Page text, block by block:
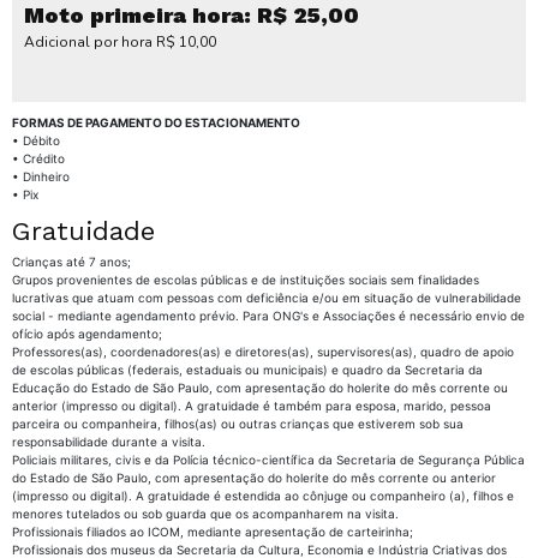
Moto primeira hora: R$ 25,00
Adicional por hora R$ 10,00
FORMAS DE PAGAMENTO DO ESTACIONAMENTO
• Débito
• Crédito
• Dinheiro
• Pix
Gratuidade
Crianças até 7 anos;
Grupos provenientes de escolas públicas e de instituições sociais sem finalidades
lucrativas que atuam com pessoas com deficiência e/ou em situação de vulnerabilidade
social - mediante agendamento prévio. Para ONG's e Associações é necessário envio de
ofício após agendamento;
Professores(as), coordenadores(as) e diretores(as), supervisores(as), quadro de apoio
de escolas públicas (federais, estaduais ou municipais) e quadro da Secretaria da
Educação do Estado de São Paulo, com apresentação do holerite do mês corrente ou
anterior (impresso ou digital). A gratuidade é também para esposa, marido, pessoa
parceira ou companheira, filhos(as) ou outras crianças que estiverem sob sua
responsabilidade durante a visita.
Policiais militares, civis e da Polícia técnico-científica da Secretaria de Segurança Pública
do Estado de São Paulo, com apresentação do holerite do mês corrente ou anterior
(impresso ou digital). A gratuidade é estendida ao cônjuge ou companheiro (a), filhos e
menores tutelados ou sob guarda que os acompanharem na visita.
Profissionais filiados ao ICOM, mediante apresentação de carteirinha;
Profissionais dos museus da Secretaria da Cultura, Economia e Indústria Criativas dos